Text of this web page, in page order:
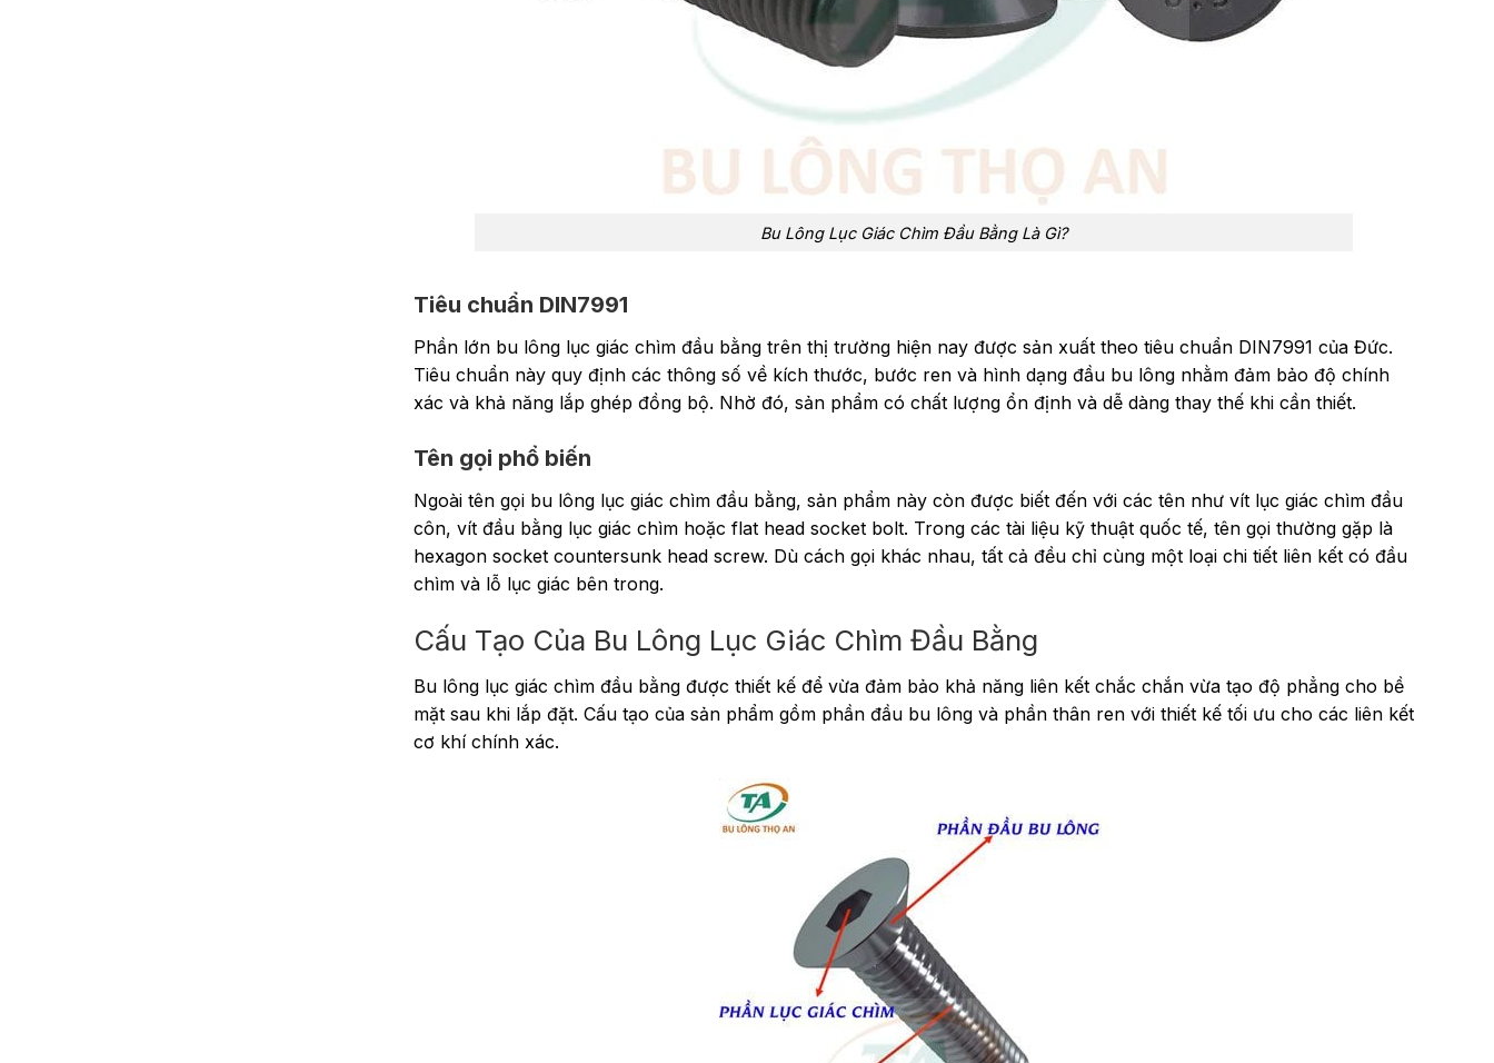
Bu Lông Lục Giác Chìm Đầu Bằng Là Gì?
Tiêu chuẩn DIN7991
Phần lớn bu lông lục giác chìm đầu bằng trên thị trường hiện nay được sản xuất theo tiêu chuẩn DIN7991 của Đức.
Tiêu chuẩn này quy định các thông số về kích thước, bước ren và hình dạng đầu bu lông nhằm đảm bảo độ chính
xác và khả năng lắp ghép đồng bộ. Nhờ đó, sản phẩm có chất lượng ổn định và dễ dàng thay thế khi cần thiết.
Tên gọi phổ biến
Ngoài tên gọi bu lông lục giác chìm đầu bằng, sản phẩm này còn được biết đến với các tên như vít lục giác chìm đầu
côn, vít đầu bằng lục giác chìm hoặc flat head socket bolt. Trong các tài liệu kỹ thuật quốc tế, tên gọi thường gặp là
hexagon socket countersunk head screw. Dù cách gọi khác nhau, tất cả đều chỉ cùng một loại chi tiết liên kết có đầu
chìm và lỗ lục giác bên trong.
Cấu Tạo Của Bu Lông Lục Giác Chìm Đầu Bằng
Bu lông lục giác chìm đầu bằng được thiết kế để vừa đảm bảo khả năng liên kết chắc chắn vừa tạo độ phẳng cho bề
mặt sau khi lắp đặt. Cấu tạo của sản phẩm gồm phần đầu bu lông và phần thân ren với thiết kế tối ưu cho các liên kết
cơ khí chính xác.